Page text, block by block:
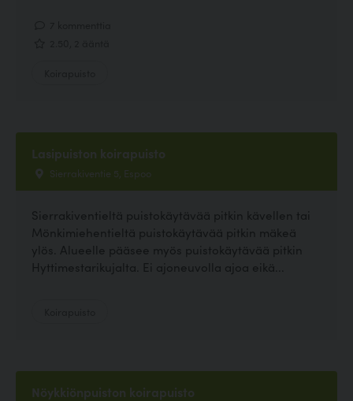
Lasipuiston koirapuisto
Sierrakiventie 5, Espoo
Sierrakiventieltä puistokäytävää pitkin kävellen tai
Mönkimiehentieltä puistokäytävää pitkin mäkeä
ylös. Alueelle pääsee myös puistokäytävää pitkin
Hyttimestarikujalta. Ei ajoneuvolla ajoa eikä...
Nöykkiönpuiston koirapuisto